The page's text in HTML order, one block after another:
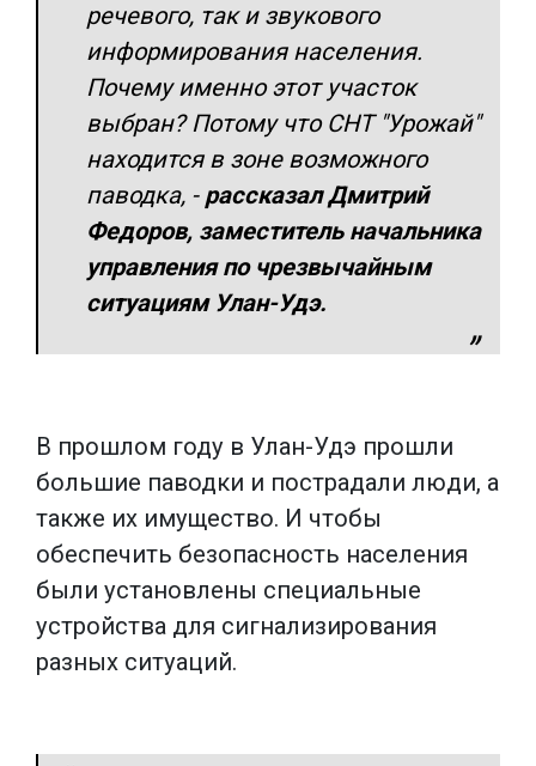
речевого, так и звукового
информирования населения.
Почему именно этот участок
выбран? Потому что СНТ "Урожай"
находится в зоне возможного
паводка, - рассказал Дмитрий
Федоров, заместитель начальника
управления по чрезвычайным
ситуациям Улан-Удэ.
В прошлом году в Улан-Удэ прошли
большие паводки и пострадали люди, а
также их имущество. И чтобы
обеспечить безопасность населения
были установлены специальные
устройства для сигнализирования
разных ситуаций.